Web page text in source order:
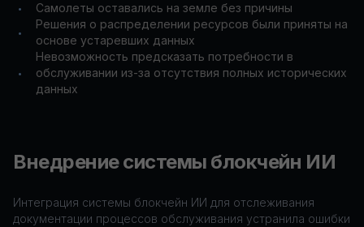
• Самолеты оставались на земле без причины
•
Решения о распределении ресурсов были приняты на
основе устаревших данных
•
Невозможность предсказать потребности в
обслуживании из-за отсутствия полных исторических
данных
Внедрение системы блокчейн ИИ
Интеграция системы блокчейн ИИ для отслеживания
документации процессов обслуживания устранила ошибки